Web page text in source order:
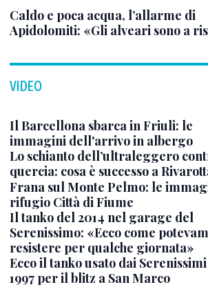
Caldo e poca acqua, l’allarme di
Apidolomiti: «Gli alveari sono a
VIDEO
Il Barcellona sbarca in Friuli: le
immagini dell'arrivo in albergo
Lo schianto dell’ultraleggero
quercia: cosa è successo a
Frana sul Monte Pelmo: le
rifugio Città di Fiume
Il tanko del 2014 nel garage del
Serenissimo: «Ecco come
resistere per qualche giornata»
Ecco il tanko usato dai
1997 per il blitz a San Marco